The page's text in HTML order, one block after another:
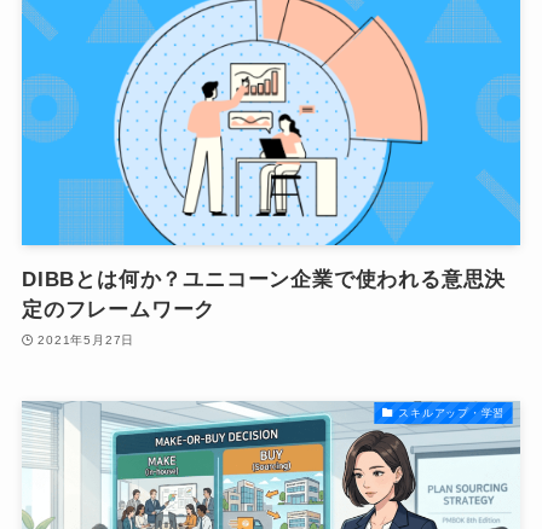
DIBBとは何か？ユニコーン企業で使われる意思決
定のフレームワーク
2021年5月27日
スキルアップ・学習